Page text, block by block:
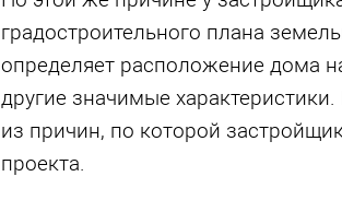
градостроительного плана
определяет расположение дома
другие значимые
из причин, по которой
проекта.